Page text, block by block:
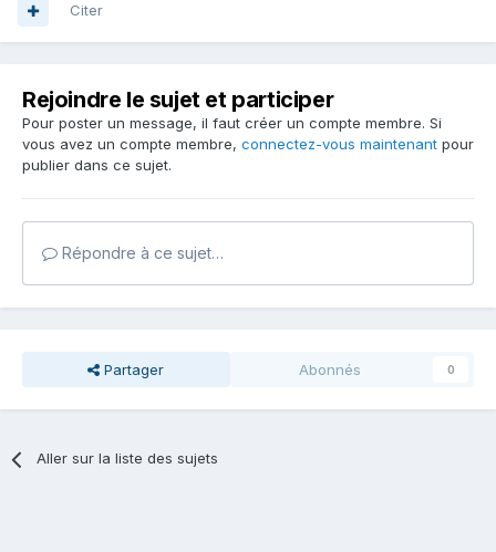
Citer
Rejoindre le sujet et participer
Pour poster un message, il faut créer un compte membre. Si
vous avez un compte membre, connectez-vous maintenant pour
publier dans ce sujet.
Répondre à ce sujet…
Partager Abonnés 0
Aller sur la liste des sujets